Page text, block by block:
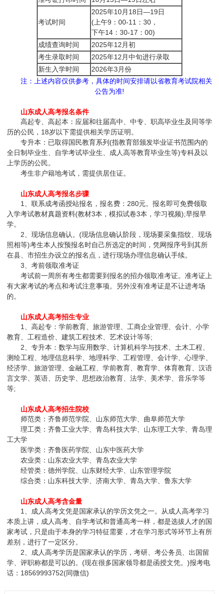
考试时间
2025年10月18日—19日
(上午9：00-11：30，
下午14：30-17：00)
成绩查询时间
2025年12月初
考生录取时间
2025年12月中旬进行录取
新生入学时间
2026年3月份
注：上述内容仅供参考，具体的时间安排请以省教育考试院相关
公告为准!
山东成人高考报名条件
高起专、高起本：应届和往届高中、中专、职高毕业生及同等学
历的公民，18岁以下需提供相关学历证明。
专升本：已取得国民教育系列(指教育部颁发毕业证书范围内的
全日制毕业生、自学考试毕业生、成人高等教育毕业生等)专科及以
上学历的公民。
考生非户籍地考试，需提供居住证。
山东成人高考报名步骤
1、联系成考函授站报名，报名费：280元。报名即可免费领取
入学考试教材真题资料(教材3本，模拟试卷3本，学习视频);早报早
学。
2、现场信息确认。(现场信息确认阶段，现场要采集指纹、现场
照相等)考生本人按预报名时自己所选定的时间，凭网报序号到其所
在县、市招生办设立的报名点，进行现场办理信息确认手续。
3、考前领取准考证
考试前一周所有考生都需要到报名的招办领取准考证。准考证上
有大家考试的考点和考试注意事项。另外没有准考证是不让进考场
的。
山东成人高考招生专业
1、高起专：学前教育、旅游管理、工商企业管理、会计、小学
教育、工程造价、建筑工程技术、艺术设计等等;
2、专升本：数学与应用数学、计算机科学与技术、土木工程、
测绘工程、地理信息科学、地理科学、工程管理、会计学、心理学、
经济学、旅游管理、金融工程、学前教育、教育学、体育教育、汉语
言文学、英语、历史学、思想政治教育、法学、美术学、音乐学等
等;
山东成人高考招生院校
师范类：齐鲁师范学院、山东师范大学、曲阜师范大学
理工类：齐鲁工业大学、青岛科技大学、山东理工大学、青岛理
工大学
医学类：齐鲁医药学院、山东中医药大学
农业类：山东农业大学、青岛农业大学
经管类：德州学院、山东财经大学、山东管理学院
综合类：山东科技大学、济南大学、青岛大学、鲁东大学
山东成人高考含金量
1、成人高考文凭是国家承认的学历文凭之一。从成人高考学习
本质上讲，成人高考、自学考试和普通高考一样，都是选拔人才的国
家考试，只是由于本身的学习特征需要，才在学习形式等环节上有所
差别，进行了一定区分。
2、成人高考学历是国家承认的学历，考研、考公务员、出国留
学、评职称都是可以的。(现在很多国家领导都是函授文凭。)报考电
话：18569993752(同微信)